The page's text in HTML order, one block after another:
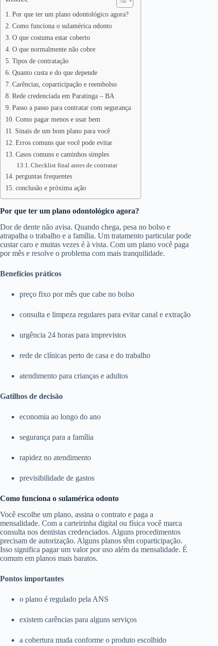
Por que ter um plano odontológico agora?
Como funciona o sulamérica odonto
O que costuma estar coberto
O que normalmente não cobre
Tipos de contratação
Quanto custa e do que depende
Carências, coparticipação e reembolso
Rede credenciada em Paratinga – BA
Passo a passo para contratar com segurança
Como pagar menos e usar bem
Sinais de um bom plano para você
Erros comuns que você pode evitar
Casos comuns e caminhos simples
Checklist final antes de contratar
perguntas frequentes
conclusão e próxima ação
Por que ter um plano odontológico agora?
Dor de dente não avisa. Quando chega, pesa no bolso e
atrapalha o trabalho e a família. Um tratamento particular pode
custar caro e muitas vezes é à vista. Com um plano você paga
por mês e resolve o problema com mais tranquilidade.
Benefícios práticos
preço fixo por mês que cabe no bolso
consulta e limpeza regulares para evitar canal e extração
urgência 24 horas para imprevistos
rede de clínicas perto de casa e do trabalho
atendimento para crianças e adultos
Gatilhos de decisão
economia ao longo do ano
segurança para a família
rapidez no atendimento
previsibilidade de gastos
Como funciona o sulamérica odonto
Você escolhe um plano, assina o contrato e paga a
mensalidade. Com a carteirinha digital ou física você marca
consulta nos dentistas credenciados. Alguns procedimentos
precisam de autorização. Alguns planos têm coparticipação.
Isso significa pagar um valor por uso além da mensalidade. É
comum em planos mais baratos.
Pontos importantes
o plano é regulado pela ANS
existem carências para alguns serviços
a cobertura muda conforme o produto escolhido